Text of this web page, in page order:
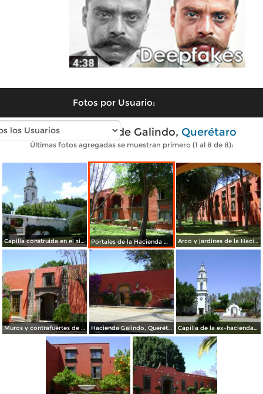
Fotos por Usuario:
Fotos modernas de Galindo, Querétaro
Últimas fotos agregadas se muestran primero (1 al 8 de 8):
Capilla construida en el siglo XVII en Ex-hacienda Galindo. Marzo/2012 Portales de la Hacienda Galindo, Qro. Marzo/2012 Arco y jardines de la Hacienda Galindo. Marzo/2012
Muros y contrafuertes de la Hacienda Galindo, Qro. Marzo/2012 Hacienda Galindo, Querétaro. Marzo/2012 Capilla de la ex-hacienda Galindo, Qro. Marzo/2012